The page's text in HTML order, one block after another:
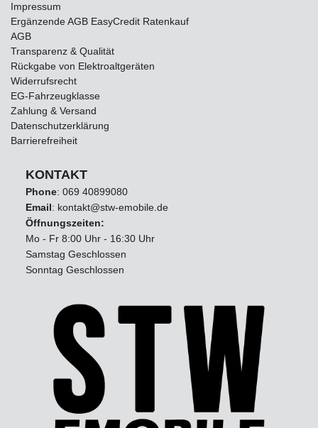
Impressum
Ergänzende AGB EasyCredit Ratenkauf
AGB
Transparenz & Qualität
Rückgabe von Elektroaltgeräten
Widerrufsrecht
EG-Fahrzeugklasse
Zahlung & Versand
Datenschutzerklärung
Barrierefreiheit
KONTAKT
Phone: 069 40899080
Email: kontakt@stw-emobile.de
Öffnungszeiten:
Mo - Fr 8:00 Uhr - 16:30 Uhr
Samstag Geschlossen
Sonntag Geschlossen